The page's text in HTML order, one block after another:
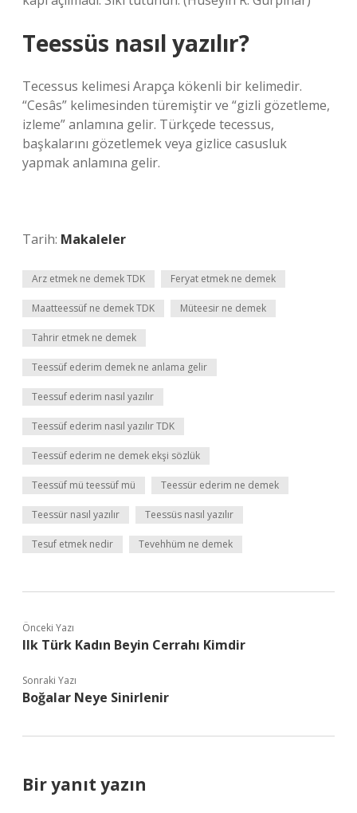
Teessüs nasıl yazılır?
Tecessus kelimesi Arapça kökenli bir kelimedir.
“Cesâs” kelimesinden türemiştir ve “gizli gözetleme,
izleme” anlamına gelir. Türkçede tecessus,
başkalarını gözetlemek veya gizlice casusluk
yapmak anlamına gelir.
Tarih: Makaleler
Arz etmek ne demek TDK Feryat etmek ne demek
Maatteessüf ne demek TDK Müteesir ne demek
Tahrir etmek ne demek
Teessüf ederim demek ne anlama gelir
Teessuf ederim nasıl yazılır
Teessüf ederim nasıl yazılır TDK
Teessüf ederim ne demek ekşi sözlük
Teessüf mü teessüf mü Teessür ederim ne demek
Teessür nasıl yazılır Teessüs nasıl yazılır
Tesuf etmek nedir Tevehhüm ne demek
Önceki Yazı
Ilk Türk Kadın Beyin Cerrahı Kimdir
Sonraki Yazı
Boğalar Neye Sinirlenir
Bir yanıt yazın